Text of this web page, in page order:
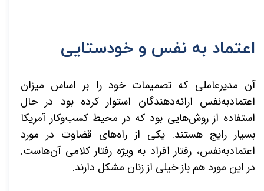
اعتماد به نفس و خودستایی
آن مدیرعاملی که تصمیمات خود را بر اساس میزان
اعتمادبه‌نفس ارائه‌دهندگان استوار کرده بود در حال
استفاده از روش‌هایی بود که در محیط کسب‌وکار آمریکا
بسیار رایج هستند. یکی از راه‌های قضاوت در مورد
اعتمادبه‌نفس، رفتار افراد به ویژه رفتار کلامی آن‌هاست.
در این مورد هم باز خیلی از زنان مشکل دارند.